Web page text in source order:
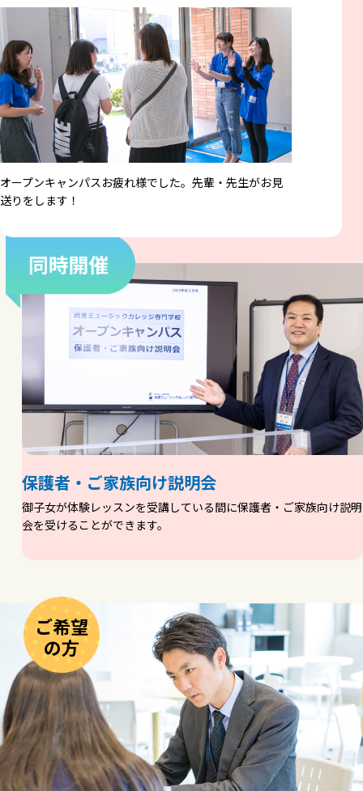
オープンキャンパスお疲れ様でした。先輩・先生がお見
送りをします！
保護者・ご家族向け説明会
御子女が体験レッスンを受講している間に保護者・ご家族向け説明
会を受けることができます。
ご希望
の方